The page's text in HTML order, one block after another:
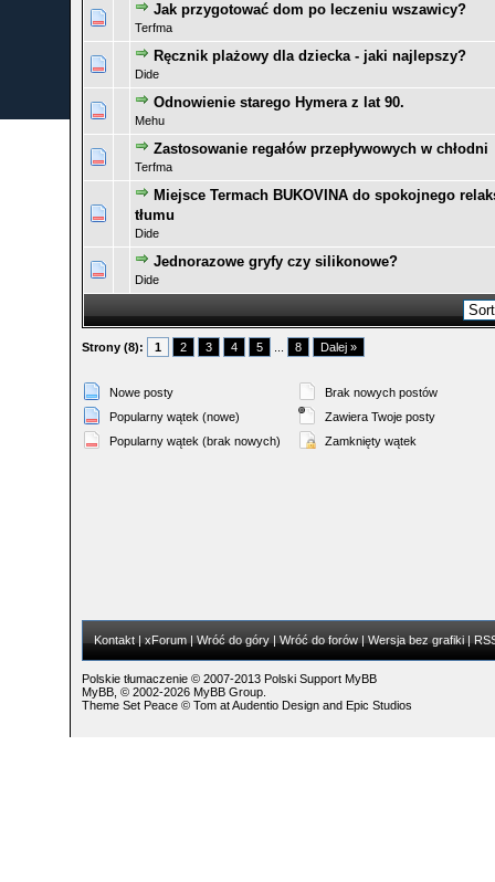
Jak przygotować dom po leczeniu wszawicy?
Terfma
0 głosów - średnia ocena: 0 na 5 gwiazdek
12345
Ręcznik plażowy dla dziecka - jaki najlepszy?
Dide
0 głosów - średnia ocena: 0 na 5 gwiazdek
12 345
Odnowienie starego Hymera z lat 90.
Mehu
0 głosów - średnia ocena: 0 na 5 gwiazdek
123 45
Zastosowanie regałów przepływowych w chłodni
Terfma
0 głosów - średnia ocena: 0 na 5 gwiazdek
12345
Miejsce Termach BUKOVINA do spokojnego
tłumu
Dide
0 głosów - średnia ocena: 0 na 5 gwiazdek
Jednorazowe gryfy czy silikonowe?
Dide
0 głosów - średnia ocena: 0 na 5 gwiazdek
12345
Strony (8): 1 2 3 4 5 8 Dalej »
Nowe posty
Popularny wątek (nowe)
Popularny wątek (brak nowych)
Brak nowych postów
Zawiera Twoje posty
Zamknięty wątek
Kontakt| xForum| Wróć do góry| Wróć do forów| Wersja bez grafiki|
Polskie tłumaczenie © 2007-2013 Polski Support MyBB
MyBB, © 2002-2026 MyBB Group.
Theme Set Peace © TomatAudentio Designand Epic Studios